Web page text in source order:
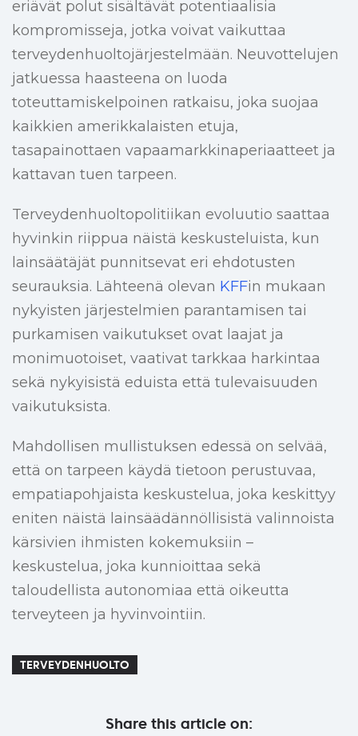
eriävät polut sisältävät potentiaalisia
kompromisseja, jotka voivat vaikuttaa
terveydenhuoltojärjestelmään. Neuvottelujen
jatkuessa haasteena on luoda
toteuttamiskelpoinen ratkaisu, joka suojaa
kaikkien amerikkalaisten etuja,
tasapainottaen vapaamarkkinaperiaatteet ja
kattavan tuen tarpeen.
Terveydenhuoltopolitiikan evoluutio saattaa
hyvinkin riippua näistä keskusteluista, kun
lainsäätäjät punnitsevat eri ehdotusten
seurauksia. Lähteenä olevan KFFin mukaan
nykyisten järjestelmien parantamisen tai
purkamisen vaikutukset ovat laajat ja
monimuotoiset, vaativat tarkkaa harkintaa
sekä nykyisistä eduista että tulevaisuuden
vaikutuksista.
Mahdollisen mullistuksen edessä on selvää,
että on tarpeen käydä tietoon perustuvaa,
empatiapohjaista keskustelua, joka keskittyy
eniten näistä lainsäädännöllisistä valinnoista
kärsivien ihmisten kokemuksiin –
keskustelua, joka kunnioittaa sekä
taloudellista autonomiaa että oikeutta
terveyteen ja hyvinvointiin.
TERVEYDENHUOLTO
Share this article on: